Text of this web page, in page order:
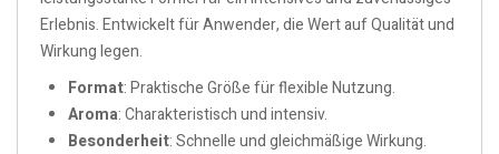
Erlebnis. Entwickelt für Anwender, die Wert auf Qualität und
Wirkung legen.
Format: Praktische Größe für flexible Nutzung.
Aroma: Charakteristisch und intensiv.
Besonderheit: Schnelle und gleichmäßige Wirkung.